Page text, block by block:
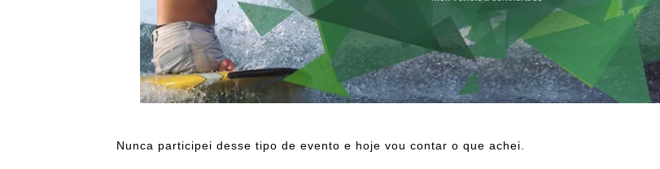
Nunca participei desse tipo de evento e hoje vou contar o que achei.